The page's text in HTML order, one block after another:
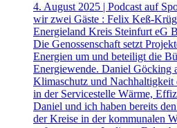
4. August 2025 | Podcast auf
wir zwei Gäste : Felix Keß-
Energieland Kreis Steinfurt eG
Die Genossenschaft setzt
Energien um und beteiligt die
Energiewende. Daniel Göcking
Klimaschutz und Nachhaltigkeit
in der Servicestelle Wärme,
Daniel und ich haben bereits
der Kreise in der kommunalen